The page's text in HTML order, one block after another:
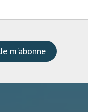
Je m'abonne